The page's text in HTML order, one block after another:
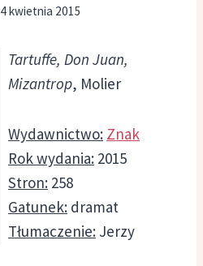
4 kwietnia 2015
Tartuffe, Don Juan,
Mizantrop, Molier
Wydawnictwo: Znak
Rok wydania: 2015
Stron: 258
Gatunek: dramat
Tłumaczenie: Jerzy